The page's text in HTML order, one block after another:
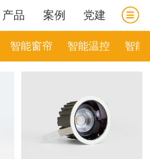
产品 案例 党建
智能窗帘 智能温控 智能